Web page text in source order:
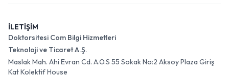
İLETİŞİM
Doktorsitesi Com Bilgi Hizmetleri
Teknoloji ve Ticaret A.Ş.
Maslak Mah. Ahi Evran Cd. A.O.S 55 Sokak No:2 Aksoy Plaza Giriş
Kat Kolektif House